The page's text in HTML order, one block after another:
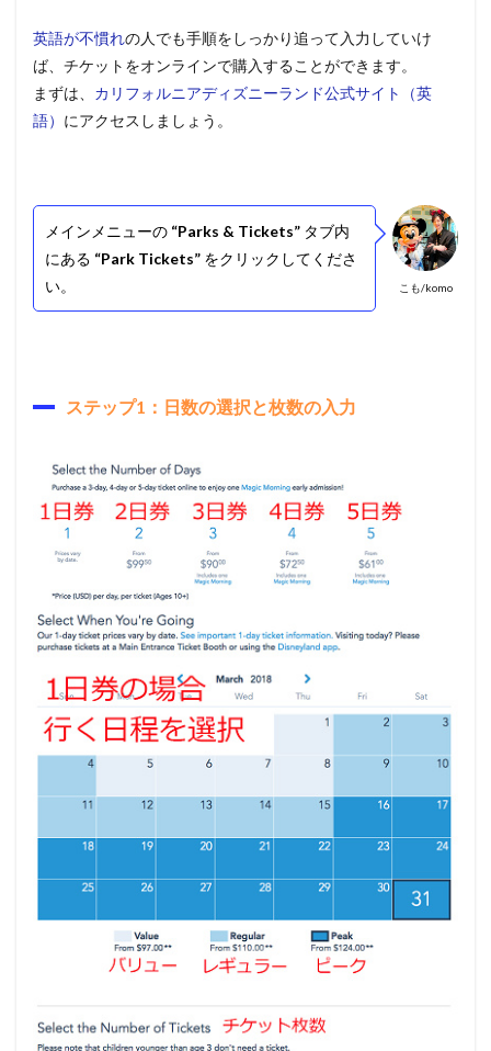
英語が不慣れの人でも手順をしっかり追って入力していけ
ば、チケットをオンラインで購入することができます。
まずは、 カリフォルニアディズニーランド公式サイト（英
語） にアクセスしましょう。
こも/komo
メインメニューの “Parks & Tickets” タブ内
にある “Park Tickets” をクリックしてくださ
い。
ステップ1：日数の選択と枚数の入力